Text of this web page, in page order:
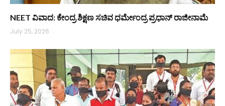
NEET ವಿವಾದ: ಕೇಂದ್ರ ಶಿಕ್ಷಣ ಸಚಿವ ಧರ್ಮೇಂದ್ರ ಪ್ರಧಾನ್ ರಾಜೀನಾಮೆ
July 25, 2026